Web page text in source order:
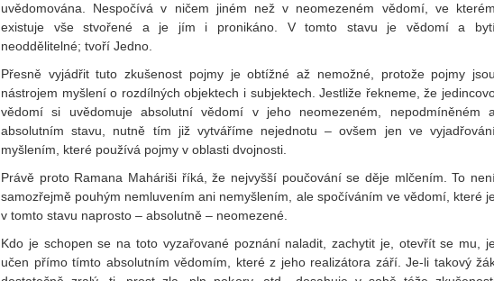
uvědomována. Nespočívá v ničem jiném než v neomezeném vědomí, ve kterém
existuje vše stvořené a je jím i pronikáno. V tomto stavu je vědomí a
neoddělitelné; tvoří Jedno.
Přesně vyjádřit tuto zkušenost pojmy je obtížné až nemožné, protože pojmy jsou
nástrojem myšlení o rozdílných objektech i subjektech. Jestliže řekneme, že
vědomí si uvědomuje absolutní vědomí v jeho neomezeném, nepodmíněném a
absolutním stavu, nutně tím již vytváříme nejednotu – ovšem jen ve
myšlením, které používá pojmy v oblasti dvojnosti.
Právě proto Ramana Maháriši říká, že nejvyšší poučování se děje mlčením. To
samozřejmě pouhým nemluvením ani nemyšlením, ale spočíváním ve vědomí, které
v tomto stavu naprosto – absolutně – neomezené.
Kdo je schopen se na toto vyzařované poznání naladit, zachytit je, otevřít se mu,
učen přímo tímto absolutním vědomím, které z jeho realizátora září. Je-li takový